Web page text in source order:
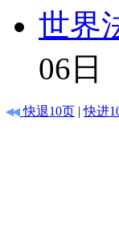
世界
06日
快退10页 |快进